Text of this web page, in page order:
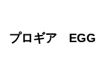
プロギア EGG